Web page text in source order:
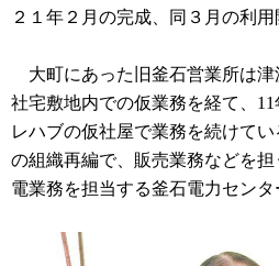
２１年２月の完成、同３月の利用
大町にあった旧釜石営業所は津
社宅敷地内での仮業務を経て、
レハブの仮社屋で業務を続けて
の組織再編で、販売業務などを
電業務を担当する釜石電力センタ